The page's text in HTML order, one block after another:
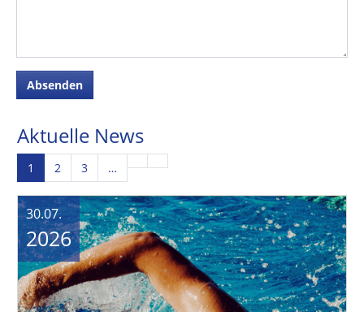
Aktuelle News
1 2 3 …
30.07.
2026